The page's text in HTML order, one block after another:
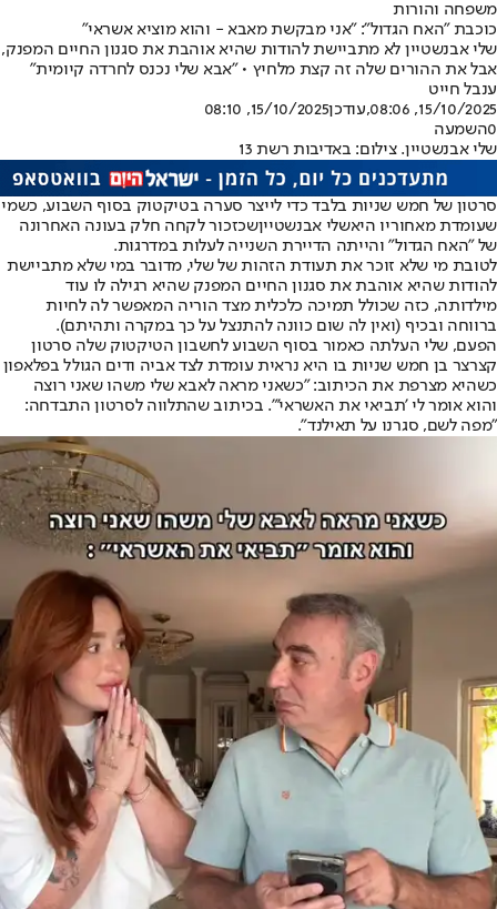
משפחה והורות
כוכבת "האח הגדול": "אני מבקשת מאבא - והוא מוציא אשראי"
שלי אבנשטיין לא מתביישת להודות שהיא אוהבת את סגנון החיים המפנק,
אבל את ההורים שלה זה קצת מלחיץ • "אבא שלי נכנס לחרדה קיומית"
ענבל חייט
15/10/2025, 08:06
,עודכן15/10/2025, 08:10
0השמעה
שלי אבנשטיין. צילום: באדיבות רשת 13
סרטון של חמש שניות בלבד כדי לייצר סערה בטיקטוק בסוף השבוע, כשמי
שעומדת מאחוריו היאשלי אבנשטייןשכזכור לקחה חלק בעונה האחרונה
של "האח הגדול" והייתה הדיירת השנייה לעלות במדרגות.
לטובת מי שלא זוכר את תעודת הזהות של שלי, מדובר במי שלא מתביישת
להודות שהיא אוהבת את סגנון החיים המפנק שהיא רגילה לו עוד
מילדותה, כזה שכולל תמיכה כלכלית מצד הוריה המאפשר לה לחיות
ברווחה ובכיף (ואין לה שום כוונה להתנצל על כך במקרה ותהיתם).
הפעם, שלי העלתה כאמור בסוף השבוע לחשבון הטיקטוק שלה סרטון
קצרצר בן חמש שניות בו היא נראית עומדת לצד אביה ודים הגולל בפלאפון
כשהיא מצרפת את הכיתוב: "כשאני מראה לאבא שלי משהו שאני רוצה
והוא אומר לי 'תביאי את האשראי'". בכיתוב שהתלווה לסרטון התבדחה:
"מפה לשם, סגרנו על תאילנד".